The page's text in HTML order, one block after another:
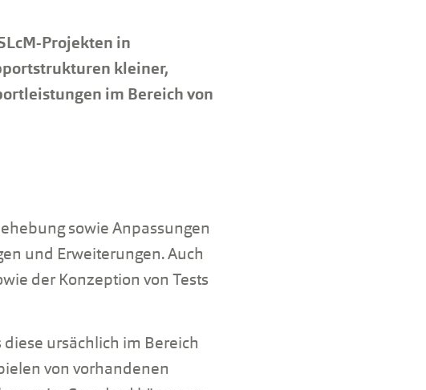
Projekten in
kleiner,
im Bereich von
sowie Anpassungen
und Erweiterungen. Auch
der Konzeption von Tests
ursächlich im Bereich
von vorhandenen